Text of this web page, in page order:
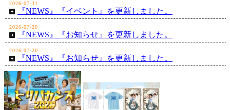
2026-07-31
『NEWS』『イベント』を更新しました。
2026-07-20
『NEWS』『お知らせ』を更新しました。
2026-07-20
『NEWS』『お知らせ』を更新しました。